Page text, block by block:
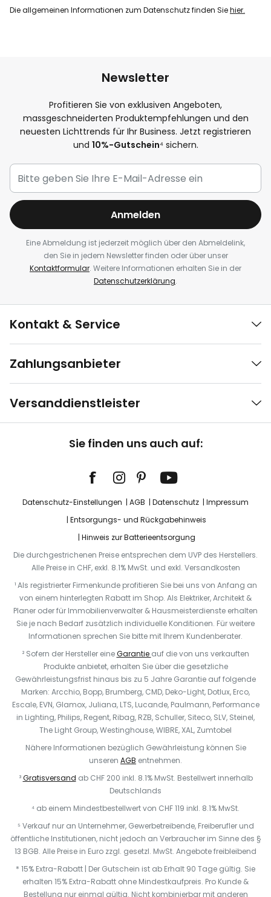
Die allgemeinen Informationen zum Datenschutz finden Siehier.
Newsletter
Profitieren Sie von exklusiven Angeboten,
massgeschneiderten Produktempfehlungen und den
neuesten Lichttrends für Ihr Business. Jetzt registrieren
und 10%-Gutschein⁴ sichern.
Anmelden
Eine Abmeldung ist jederzeit möglich über den Abmeldelink,
den Sie in jedem Newsletter finden oder über unser
Kontaktformular. Weitere Informationen erhalten Sie in der
Datenschutzerklärung.
Kontakt & Service
Zahlungsanbieter
Versanddienstleister
Sie finden uns auch auf:
Datenschutz-Einstellungen AGB Datenschutz
Impressum
Entsorgungs- und Rückgabehinweis
Hinweis zur Batterieentsorgung
Die durchgestrichenen Preise entsprechen dem UVP des Herstellers.
Alle Preise in CHF, exkl. 8.1% MwSt. und exkl. Versandkosten
¹ Als registrierter Firmenkunde profitieren Sie bei uns von Anfang an
von einem hinterlegten Rabatt im Shop. Als Elektriker, Architekt &
Planer oder für Immobilienverwalter & Hausmeisterdienste erhalten
Sie je nach Bedarf zusätzlich individuelle Konditionen. Für weitere
Informationen sprechen Sie bitte mit Ihrem Kundenberater.
² Sofern der Hersteller eineGarantie auf die von uns verkauften
Produkte anbietet, erhalten Sie über die gesetzliche
Gewährleistungsfrist hinaus bis zu 5 Jahre Garantie auf folgende
Marken: Arcchio, Bopp, Brumberg, CMD, Deko-Light, Dotlux, Erco,
Escale, EVN, Glamox, Juliana, LTS, Lucande, Paulmann, Performance
in Lighting, Philips, Regent, Ribag, RZB, Schuller, Siteco, SLV, Steinel,
The Light Group, Westinghouse, WIBRE, XAL, Zumtobel
Nähere Informationen bezüglich Gewährleistung können Sie
unseren AGB entnehmen.
³Gratisversand ab CHF 200 inkl. 8.1% MwSt. Bestellwert innerhalb
Deutschlands
⁴ ab einem Mindestbestellwert von CHF 119 inkl. 8.1% MwSt.
⁵ Verkauf nur an Unternehmer, Gewerbetreibende, Freiberufler und
öffentliche Institutionen, nicht jedoch an Verbraucher im Sinne des §
13 BGB. Alle Preise in Euro zzgl. gesetzl. MwSt. Angebote freibleibend
* 15% Extra-Rabatt | Der Gutschein ist ab Erhalt 90 Tage gültig. Sie
erhalten 15% Extra-Rabatt ohne Mindestkaufpreis. Pro Kunde &
Bestellung nur einmal gültig. Nicht kombinierbar mit anderen